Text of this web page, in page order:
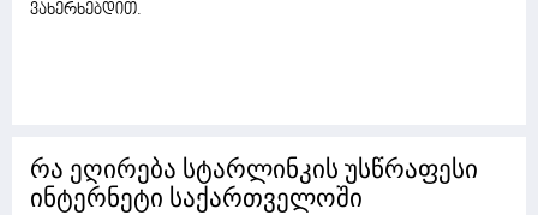
ვახერხებდით.
რა ეღირება სტარლინკის უსწრაფესი
ინტერნეტი საქართველოში